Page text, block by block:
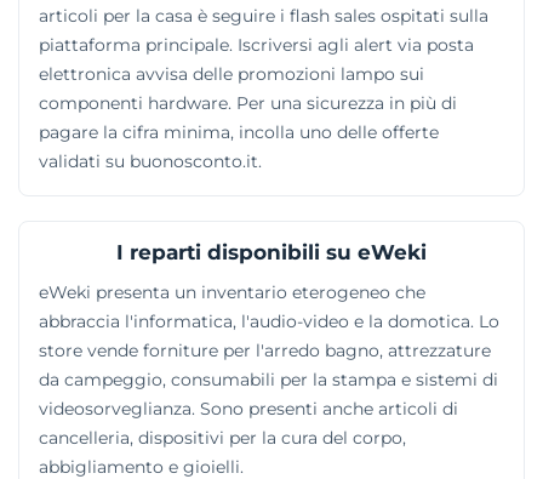
articoli per la casa è seguire i flash sales ospitati sulla
piattaforma principale. Iscriversi agli alert via posta
elettronica avvisa delle promozioni lampo sui
componenti hardware. Per una sicurezza in più di
pagare la cifra minima, incolla uno delle offerte
validati su buonosconto.it.
I reparti disponibili su eWeki
eWeki presenta un inventario eterogeneo che
abbraccia l'informatica, l'audio-video e la domotica. Lo
store vende forniture per l'arredo bagno, attrezzature
da campeggio, consumabili per la stampa e sistemi di
videosorveglianza. Sono presenti anche articoli di
cancelleria, dispositivi per la cura del corpo,
abbigliamento e gioielli.